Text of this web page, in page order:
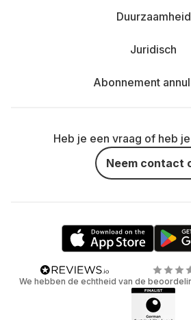
Duurzaamheid
Juridisch
Abonnement
Heb je een vraag of heb
Neem contact
We hebben de echtheid van de